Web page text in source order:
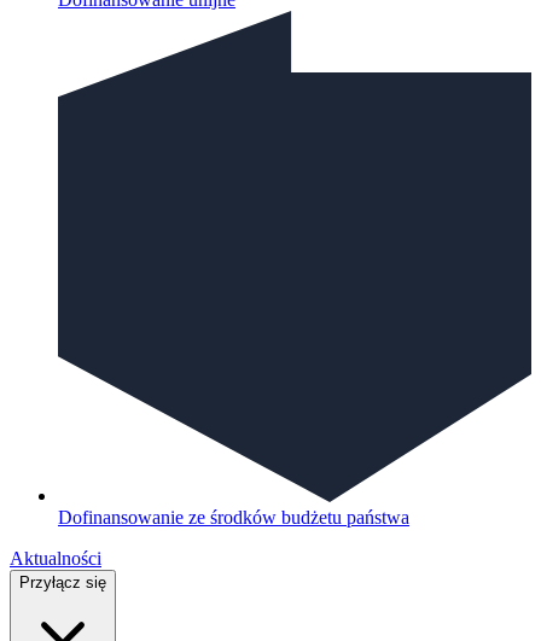
Dofinansowanie ze środków budżetu państwa
Aktualności
Przyłącz się